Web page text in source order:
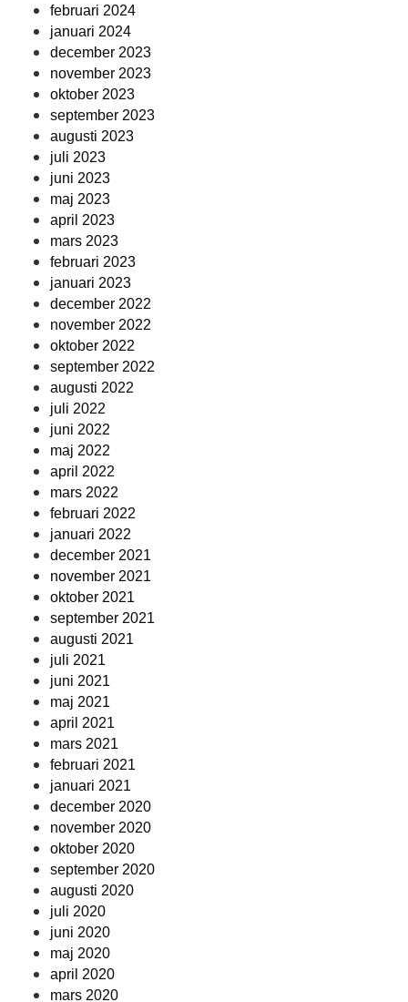
februari 2024
januari 2024
december 2023
november 2023
oktober 2023
september 2023
augusti 2023
juli 2023
juni 2023
maj 2023
april 2023
mars 2023
februari 2023
januari 2023
december 2022
november 2022
oktober 2022
september 2022
augusti 2022
juli 2022
juni 2022
maj 2022
april 2022
mars 2022
februari 2022
januari 2022
december 2021
november 2021
oktober 2021
september 2021
augusti 2021
juli 2021
juni 2021
maj 2021
april 2021
mars 2021
februari 2021
januari 2021
december 2020
november 2020
oktober 2020
september 2020
augusti 2020
juli 2020
juni 2020
maj 2020
april 2020
mars 2020